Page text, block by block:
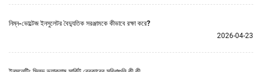
নিম্ন-ভোল্টেজ ইনসুলেটর বৈদ্যুতিক সরঞ্জামকে কীভাবে রক্ষা করে?
2026-04-23